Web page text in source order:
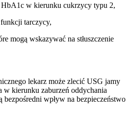
HbA1c w kierunku cukrzycy typu 2,
tarczycy,
mogą wskazywać na stłuszczenie
lekarz może zlecić USG jamy
w kierunku zaburzeń oddychania
bezpośredni wpływ na bezpieczeństwo